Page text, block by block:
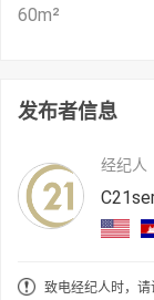
60m²
发布者信息
经纪人
致电经纪人时，请